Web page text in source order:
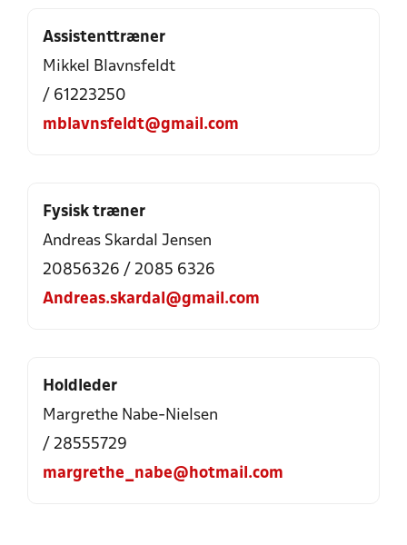
Assistenttræner
Mikkel Blavnsfeldt
/ 61223250
mblavnsfeldt@gmail.com
Fysisk træner
Andreas Skardal Jensen
20856326 / 2085 6326
Andreas.skardal@gmail.com
Holdleder
Margrethe Nabe-Nielsen
/ 28555729
margrethe_nabe@hotmail.com